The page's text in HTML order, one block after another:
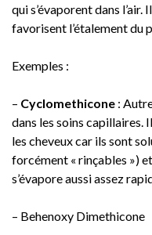
qui s’évaporent dans
favorisent l’étalement du
Exemples :
– Cyclomethicone :
dans les soins capillaires.
les cheveux car ils sont
forcément « rinçables »)
s’évapore aussi assez
– Behenoxy Dimethicone